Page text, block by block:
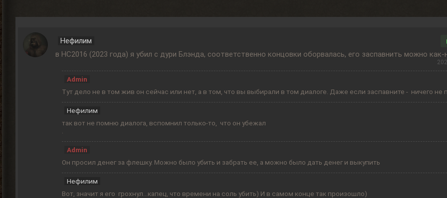
Нефилим
в НС2016 (2023 года) я убил с дури Блэнда, соответственно концовки оборвалась, его заспавнить можно как-
Admin
Тут дело не в том жив он сейчас или нет, а в том, что вы выбирали в том диалоге. Даже если заспавните - ничего не
Нефилим
так вот не помню диалога, вспомнил только-то, что он убежал
Admin
Он просил денег за флешку. Можно было убить и забрать ее, а можно было дать денег и выкупить
Нефилим
Вот, значит я его грохнул...капец, что времени на соль убить) И в самом конце так произошло)